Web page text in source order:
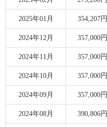
2025年01月 354,207円
2024年12月 357,000円
2024年11月 357,000円
2024年10月 357,000円
2024年09月 357,000円
2024年08月 390,806円